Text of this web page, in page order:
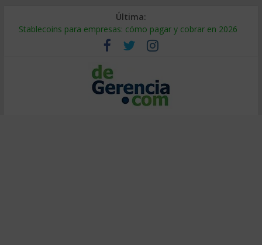
Última:
Stablecoins para empresas: cómo pagar y cobrar en 2026
Despido silencioso: qué es y por qué sale tan caro
IA en selección de personal: cómo auditarla a tiempo
Trabajo forzoso en la cadena de suministro: qué hacer
Mercado hispano de EE. UU.: cómo segmentarlo y venderle